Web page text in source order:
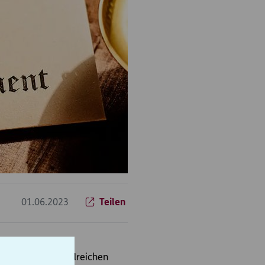
01.06.2023 Teilen
und die zahlreichen